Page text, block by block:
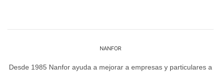
NANFOR
Desde 1985 Nanfor ayuda a mejorar a empresas y particulares a